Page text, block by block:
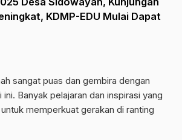
KDMP-EDU Mulai Dapat
sangat puas dan gembira dengan
ini. Banyak pelajaran dan inspirasi yang
memperkuat gerakan di ranting